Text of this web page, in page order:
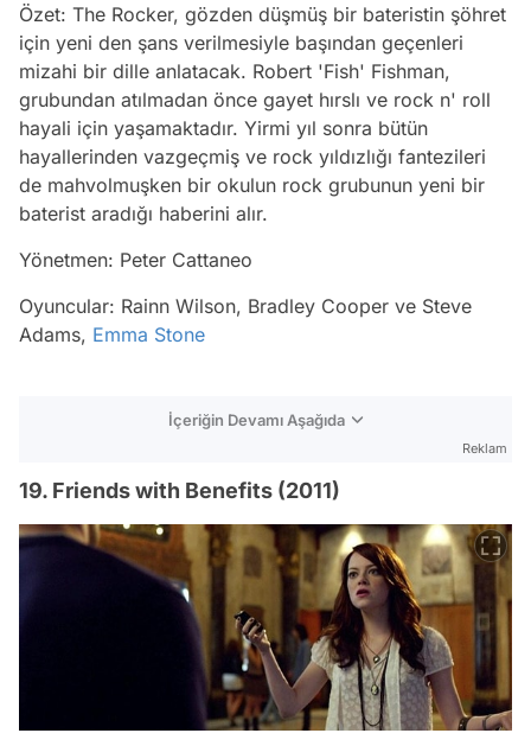
Özet: The Rocker, gözden düşmüş bir bateristin şöhret
için yeni den şans verilmesiyle başından geçenleri
mizahi bir dille anlatacak. Robert 'Fish' Fishman,
grubundan atılmadan önce gayet hırslı ve rock n' roll
hayali için yaşamaktadır. Yirmi yıl sonra bütün
hayallerinden vazgeçmiş ve rock yıldızlığı fantezileri
de mahvolmuşken bir okulun rock grubunun yeni bir
baterist aradığı haberini alır.
Yönetmen: Peter Cattaneo
Oyuncular: Rainn Wilson, Bradley Cooper ve Steve
Adams, Emma Stone
İçeriğin Devamı Aşağıda
Reklam
19. Friends with Benefits (2011)